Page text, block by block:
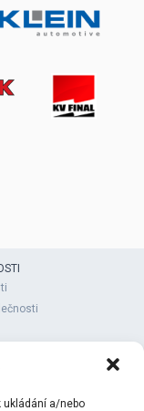
ukládání a/nebo